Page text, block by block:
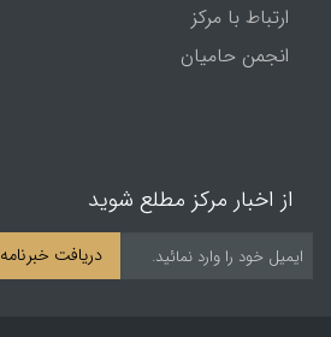
ارتباط با مرکز
انجمن حامیان
از اخبار مرکز مطلع شوید
دریافت خبرنامه